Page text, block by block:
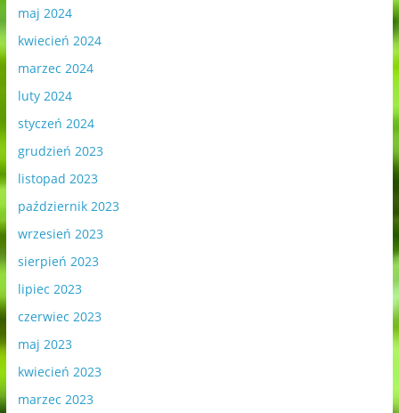
maj 2024
kwiecień 2024
marzec 2024
luty 2024
styczeń 2024
grudzień 2023
listopad 2023
październik 2023
wrzesień 2023
sierpień 2023
lipiec 2023
czerwiec 2023
maj 2023
kwiecień 2023
marzec 2023